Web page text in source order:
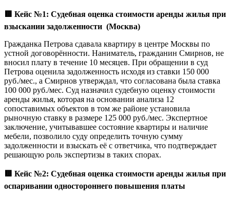
Кейс №1: Судебная оценка стоимости аренды жилья при
взыскании задолженности (Москва)
Гражданка Петрова сдавала квартиру в центре Москвы по
устной договорённости. Наниматель, гражданин Смирнов, не
вносил плату в течение 10 месяцев. При обращении в суд
Петрова оценила задолженность исходя из ставки 150 000
руб./мес., а Смирнов утверждал, что согласована была ставка
100 000 руб./мес. Суд назначил судебную оценку стоимости
аренды жилья, которая на основании анализа 12
сопоставимых объектов в том же районе установила
рыночную ставку в размере 125 000 руб./мес. Экспертное
заключение, учитывавшее состояние квартиры и наличие
мебели, позволило суду определить точную сумму
задолженности и взыскать её с ответчика, что подтверждает
решающую роль экспертизы в таких спорах.
Кейс №2: Судебная оценка стоимости аренды жилья при
оспаривании одностороннего повышения платы